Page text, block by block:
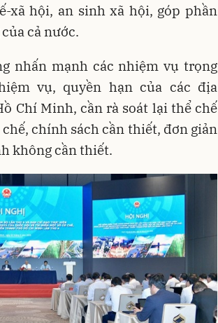
xã hội, an sinh xã hội, góp phần
cả nước.
nhấn mạnh các nhiệm vụ trọng
vụ, quyền hạn của các địa
Chí Minh, cần rà soát lại thể chế
chính sách cần thiết, đơn giản
không cần thiết.